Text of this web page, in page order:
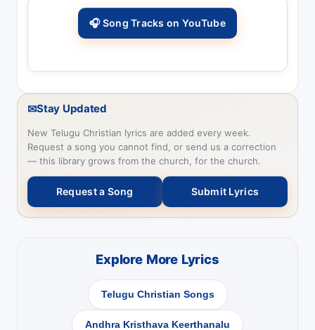
🎧 Song Tracks on YouTube
✉Stay Updated
New Telugu Christian lyrics are added every week.
Request a song you cannot find, or send us a correction
— this library grows from the church, for the church.
Request a Song Submit Lyrics
Explore More Lyrics
Telugu Christian Songs
Andhra Kristhava Keerthanalu